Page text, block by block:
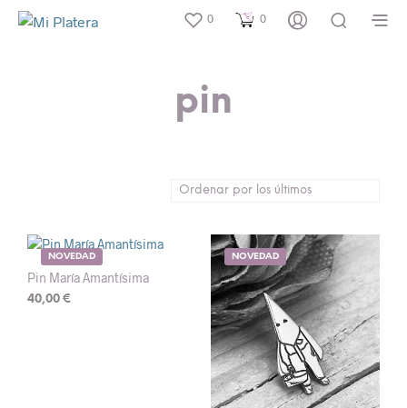
0 0
pin
NOVEDAD
Pin María Amantísima
40,00 €
NOVEDAD